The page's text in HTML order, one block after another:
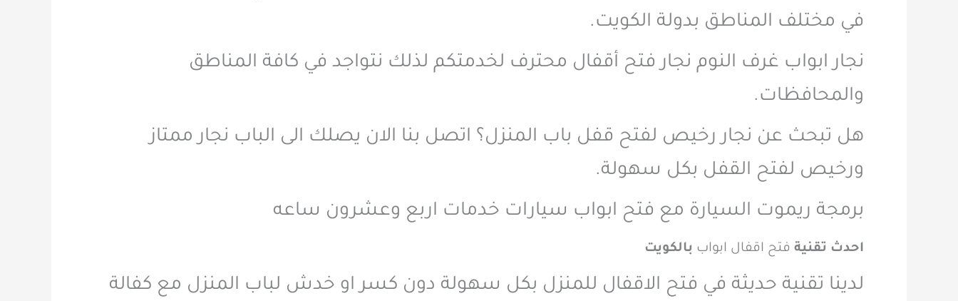
في مختلف المناطق بدولة الكويت.
نجار ابواب غرف النوم نجار فتح أقفال محترف لخدمتكم لذلك نتواجد في كافة المناطق
والمحافظات.
هل تبحث عن نجار رخيص لفتح قفل باب المنزل؟ اتصل بنا الان يصلك الى الباب نجار ممتاز
ورخيص لفتح القفل بكل سهولة.
برمجة ريموت السيارة مع فتح ابواب سيارات خدمات اربع وعشرون ساعه
احدث تقنية فتح اقفال ابواب بالكويت
لدينا تقنية حديثة في فتح الاقفال للمنزل بكل سهولة دون كسر او خدش لباب المنزل مع كفالة